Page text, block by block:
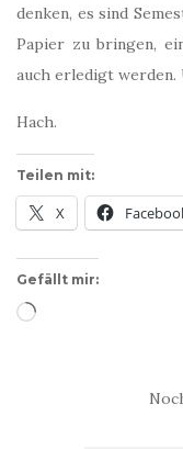
denken, es sind
Papier zu bringen,
auch erledigt werden.
Hach.
Teilen mit:
X
Gefällt mir:
Wird